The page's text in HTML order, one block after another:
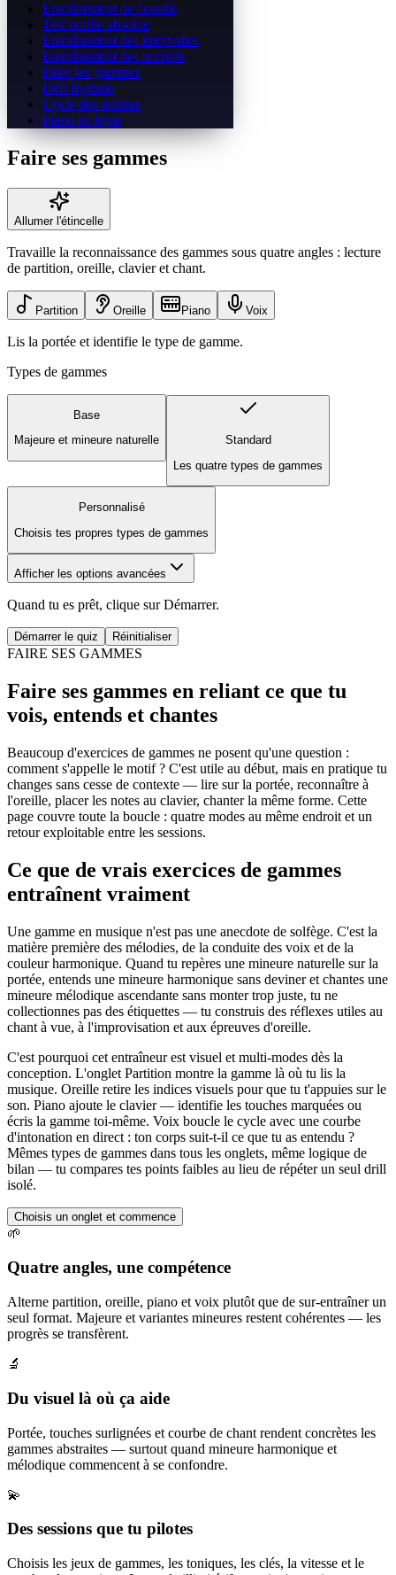
Entraînement de l'oreille
Test oreille absolue
Entraînement des intervalles
Entraînement des accords
Faire ses gammes
Défi Rythme
Cycle des quintes
Piano en ligne
Faire ses gammes
Allumer l'étincelle
Travaille la reconnaissance des gammes sous quatre angles : lecture
de partition, oreille, clavier et chant.
Partition Oreille Piano Voix
Lis la portée et identifie le type de gamme.
Types de gammes
Base
Majeure et mineure naturelle
Standard
Les quatre types de gammes
Personnalisé
Choisis tes propres types de gammes
Afficher les options avancées
Quand tu es prêt, clique sur Démarrer.
Démarrer le quiz Réinitialiser
FAIRE SES GAMMES
Faire ses gammes en reliant ce que tu
vois, entends et chantes
Beaucoup d'exercices de gammes ne posent qu'une question :
comment s'appelle le motif ? C'est utile au début, mais en pratique tu
changes sans cesse de contexte — lire sur la portée, reconnaître à
l'oreille, placer les notes au clavier, chanter la même forme. Cette
page couvre toute la boucle : quatre modes au même endroit et un
retour exploitable entre les sessions.
Ce que de vrais exercices de gammes
entraînent vraiment
Une gamme en musique n'est pas une anecdote de solfège. C'est la
matière première des mélodies, de la conduite des voix et de la
couleur harmonique. Quand tu repères une mineure naturelle sur la
portée, entends une mineure harmonique sans deviner et chantes une
mineure mélodique ascendante sans monter trop juste, tu ne
collectionnes pas des étiquettes — tu construis des réflexes utiles au
chant à vue, à l'improvisation et aux épreuves d'oreille.
C'est pourquoi cet entraîneur est visuel et multi-modes dès la
conception. L'onglet Partition montre la gamme là où tu lis la
musique. Oreille retire les indices visuels pour que tu t'appuies sur le
son. Piano ajoute le clavier — identifie les touches marquées ou
écris la gamme toi-même. Voix boucle le cycle avec une courbe
d'intonation en direct : ton corps suit-t-il ce que tu as entendu ?
Mêmes types de gammes dans tous les onglets, même logique de
bilan — tu compares tes points faibles au lieu de répéter un seul drill
isolé.
Choisis un onglet et commence
🌱
Quatre angles, une compétence
Alterne partition, oreille, piano et voix plutôt que de sur-entraîner un
seul format. Majeure et variantes mineures restent cohérentes — les
progrès se transfèrent.
🔬
Du visuel là où ça aide
Portée, touches surlignées et courbe de chant rendent concrètes les
gammes abstraites — surtout quand mineure harmonique et
mélodique commencent à se confondre.
💫
Des sessions que tu pilotes
Choisis les jeux de gammes, les toniques, les clés, la vitesse et le